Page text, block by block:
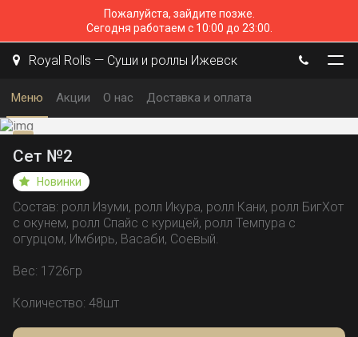
Пожалуйста, зайдите позже.
Сегодня работаем с 10:00 до 23:00.
Royal Rolls — Суши и роллы Ижевск
Меню Акции О нас Доставка и оплата
Сет №2
Новинки
Состав: ролл Изуми, ролл Икура, ролл Кани, ролл БигХот
с окунем, ролл Спайс с курицей, ролл Темпура с
огурцом, Имбирь, Васаби, Соевый.
Вес: 1726гр
Количество: 48шт